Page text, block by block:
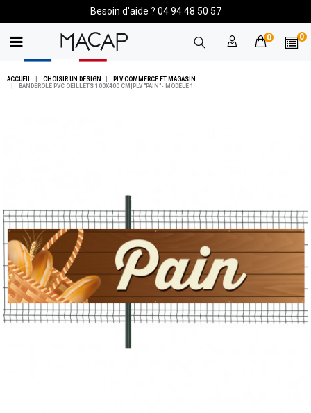
Besoin d'aide ? 04 94 48 50 57
0 0
ACCUEIL CHOISIR UN DESIGN
PLV COMMERCE ET MAGASIN
BANDEROLE PVC OEILLETS 100X400 CM|PLV "PAIN"- MODÈLE 1